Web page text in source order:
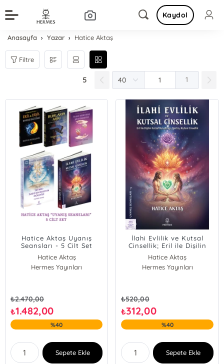
Kaydol
Anasayfa Yazar Hatice Aktaş
Filtre
5 1
Hatice Aktaş Uyanış
Seansları - 5 Cilt Set
Hatice Aktaş
Hermes Yayınları
₺2.470,00
₺1.482,00
%40
Sepete Ekle
İlahi Evlilik ve Kutsal
Cinsellik; Eril ile Dişilin
Kutsal Buluşması, Tantra,
Ruhsal Cinsellik
Hatice Aktaş
Hermes Yayınları
₺520,00
₺312,00
%40
Sepete Ekle